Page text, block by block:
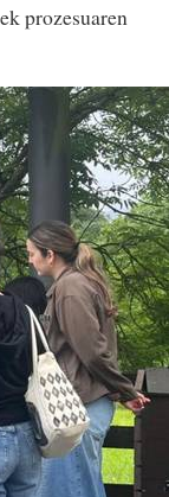
prozesuaren